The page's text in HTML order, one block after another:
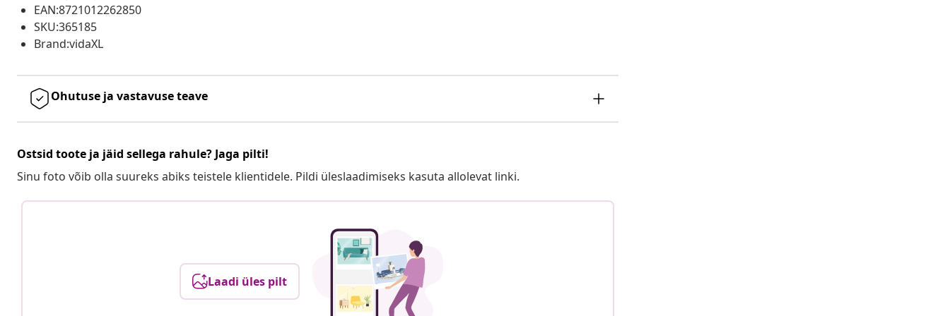
EAN:8721012262850
SKU:365185
Brand:vidaXL
Ohutuse ja vastavuse teave
Ostsid toote ja jäid sellega rahule? Jaga pilti!
Sinu foto võib olla suureks abiks teistele klientidele. Pildi üleslaadimiseks kasuta allolevat linki.
Laadi üles pilt